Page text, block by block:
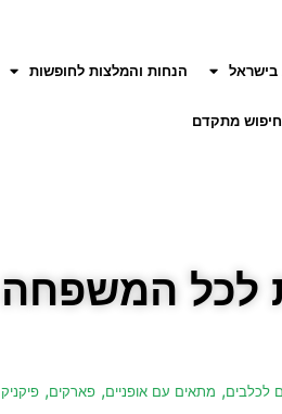
בישראל הנחות והמלצות לחופשות
חיפוש מתקדם
לכל המשפחה
לכלבים, מתאים עם אופניים, פארקים, פיקניק